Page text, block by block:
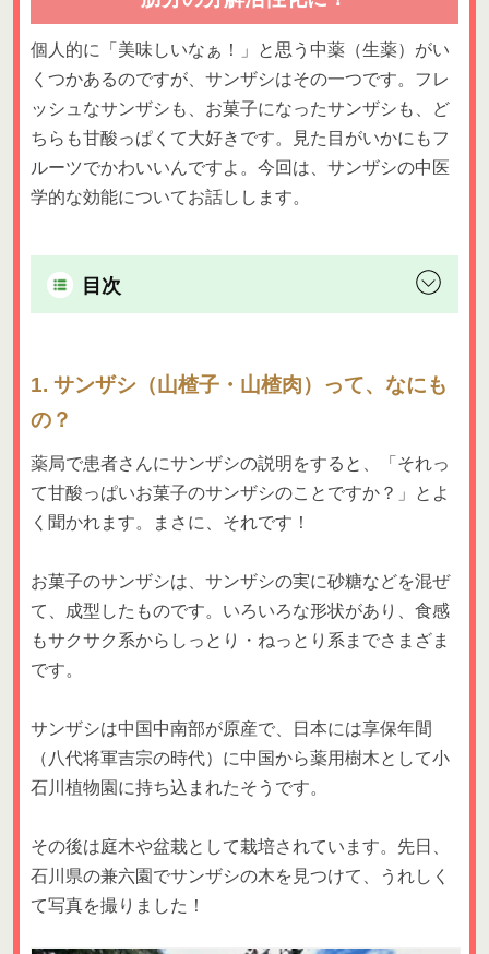
個人的に「美味しいなぁ！」と思う中薬（生薬）がい
くつかあるのですが、サンザシはその一つです。フレ
ッシュなサンザシも、お菓子になったサンザシも、ど
ちらも甘酸っぱくて大好きです。見た目がいかにもフ
ルーツでかわいいんですよ。今回は、サンザシの中医
学的な効能についてお話しします。
目次
1. サンザシ（山楂子・山楂肉）って、なにも
の？
薬局で患者さんにサンザシの説明をすると、「それっ
て甘酸っぱいお菓子のサンザシのことですか？」とよ
く聞かれます。まさに、それです！
お菓子のサンザシは、サンザシの実に砂糖などを混ぜ
て、成型したものです。いろいろな形状があり、食感
もサクサク系からしっとり・ねっとり系までさまざま
です。
サンザシは中国中南部が原産で、日本には享保年間
（八代将軍吉宗の時代）に中国から薬用樹木として小
石川植物園に持ち込まれたそうです。
その後は庭木や盆栽として栽培されています。先日、
石川県の兼六園でサンザシの木を見つけて、うれしく
て写真を撮りました！